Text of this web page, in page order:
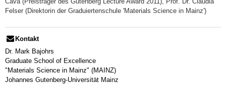
Felser (Direktorin der Graduiertenschule 'Materials Science in Mainz')
Kontakt
Dr. Mark Bajohrs
Graduate School of Excellence
"Materials Science in Mainz" (MAINZ)
Johannes Gutenberg-Universität Mainz